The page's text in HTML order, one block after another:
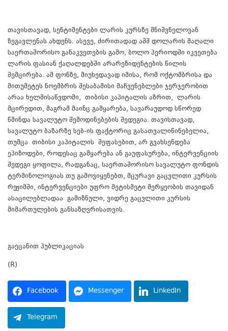
თავისთავად, სენტიმენტები ლარის კურსზე მნიშვნელოვან
ზეგავლენას ახდენს. ასევე, ძირითადად აშშ დოლარის მაღალი
საერთაშორისო განაკვეთების გამო, ბოლო პერიოდში იკვეთება
ლარის ფასიან ქაღალდებში არარეზიდენტების წილის
შემცირება. ამ ფონზე, მიუხედავად იმისა, რომ ოქტომბრისა და
მითუმეტეს ნოემბრის შესაბამისი მაჩვენებლები ჯერჯერობით
არაა ხელმისაწვდომი, თიბისი კაპიტალის აზრით, ლარის
მცირედით, მაგრამ მაინც გამყარება, სავარაუდოდ სწორედ
წმინდა სავალუტო შემოდინებების შედეგია. თავისთავად,
სავალუტო ბაზარზე სებ-ის ფაქტორიც გასათვალიწინებელია,
თუმცა თიბისი კაპიტალის შეფასებით, არ გვახსენდება
ეპიზოდები, როდესაც გამყარება ან გაუფასურება, ინტერვენციის
შედეგი ყოფილა, რადგანაც, საერთაშორისო სავალუტო ფონდის
ტერმინოლოგიას თუ გამოვიყენებთ, მცურავი გაცვლითი კურსის
რეჟიმში, ინტერვენციები უფრო მეტისმეტი მერყეობის თავიდან
ასაცილებლადაა გამიზნული, ვიდრე გაცვლითი კურსის
მიმართულების განსაზღვრისათვის.
გაეცანით პუბლიკაციას
(R)
Facebook Messenger LinkedIn
Telegram